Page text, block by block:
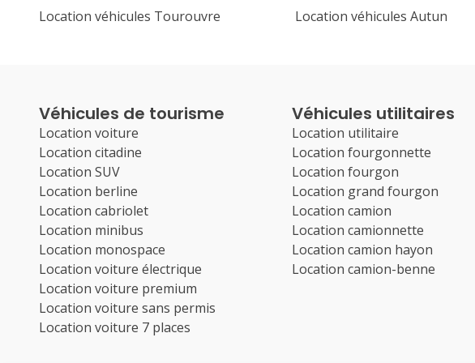
Location véhicules Tourouvre Location véhicules Autun
Véhicules de tourisme
Location voiture
Location citadine
Location SUV
Location berline
Location cabriolet
Location minibus
Location monospace
Location voiture électrique
Location voiture premium
Location voiture sans permis
Location voiture 7 places
Véhicules utilitaires
Location utilitaire
Location fourgonnette
Location fourgon
Location grand fourgon
Location camion
Location camionnette
Location camion hayon
Location camion-benne